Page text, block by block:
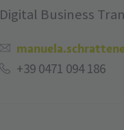
Digital Business
+39 0471 094 186